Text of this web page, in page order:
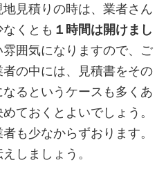
見積りの時は、業者さん
くとも １時間は開けまし
囲気になりますので、ご
の中には、見積書をその
るというケースも多くあ
ておくとよいでしょう。
も少なからずおります。
しましょう。